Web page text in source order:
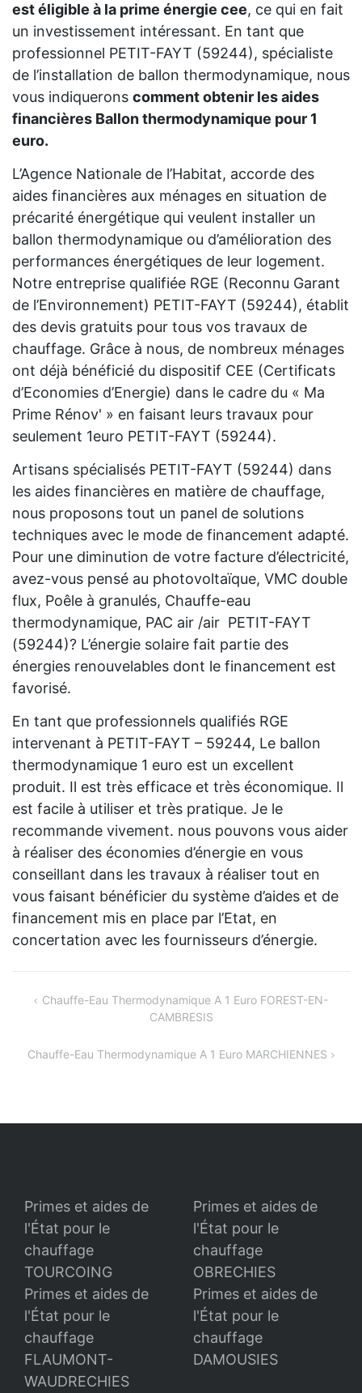
est éligible à la prime énergie cee, ce qui en fait
un investissement intéressant. En tant que
professionnel PETIT-FAYT (59244), spécialiste
de l’installation de ballon thermodynamique, nous
vous indiquerons comment obtenir les aides
financières Ballon thermodynamique pour 1
euro.
L’Agence Nationale de l’Habitat, accorde des
aides financières aux ménages en situation de
précarité énergétique qui veulent installer un
ballon thermodynamique ou d’amélioration des
performances énergétiques de leur logement.
Notre entreprise qualifiée RGE (Reconnu Garant
de l’Environnement) PETIT-FAYT (59244), établit
des devis gratuits pour tous vos travaux de
chauffage. Grâce à nous, de nombreux ménages
ont déjà bénéficié du dispositif CEE (Certificats
d’Economies d’Energie) dans le cadre du « Ma
Prime Rénov' » en faisant leurs travaux pour
seulement 1euro PETIT-FAYT (59244).
Artisans spécialisés PETIT-FAYT (59244) dans
les aides financières en matière de chauffage,
nous proposons tout un panel de solutions
techniques avec le mode de financement adapté.
Pour une diminution de votre facture d’électricité,
avez-vous pensé au photovoltaïque, VMC double
flux, Poêle à granulés, Chauffe-eau
thermodynamique, PAC air /air PETIT-FAYT
(59244)? L’énergie solaire fait partie des
énergies renouvelables dont le financement est
favorisé.
En tant que professionnels qualifiés RGE
intervenant à PETIT-FAYT – 59244, Le ballon
thermodynamique 1 euro est un excellent
produit. Il est très efficace et très économique. Il
est facile à utiliser et très pratique. Je le
recommande vivement. nous pouvons vous aider
à réaliser des économies d’énergie en vous
conseillant dans les travaux à réaliser tout en
vous faisant bénéficier du système d’aides et de
financement mis en place par l’Etat, en
concertation avec les fournisseurs d’énergie.
Navigation
l’article
Chauffe-Eau Thermodynamique A 1 Euro FOREST-EN-
CAMBRESIS
Chauffe-Eau Thermodynamique A 1 Euro MARCHIENNES
Primes et aides de
l'État pour le
chauffage
TOURCOING
Primes et aides de
l'État pour le
chauffage
OBRECHIES
Primes et aides de
l'État pour le
chauffage
FLAUMONT-
WAUDRECHIES
Primes et aides de
l'État pour le
chauffage
DAMOUSIES